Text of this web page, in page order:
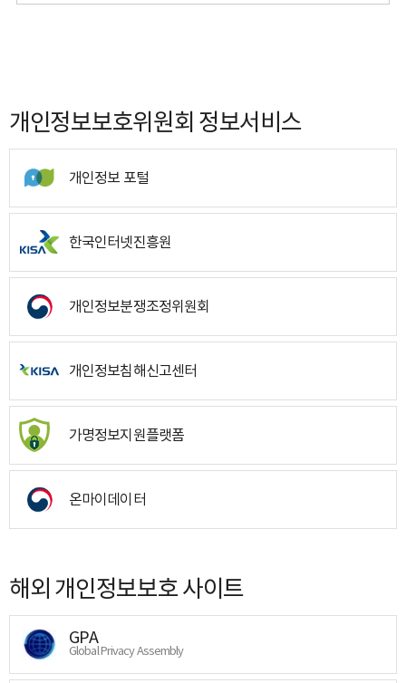
개인정보보호위원회 정보서비스
개인정보 포털
한국인터넷진흥원
개인정보분쟁조정위원회
개인정보침해신고센터
가명정보지원플랫폼
온마이데이터
해외 개인정보보호 사이트
GPA
Global Privacy Assembly